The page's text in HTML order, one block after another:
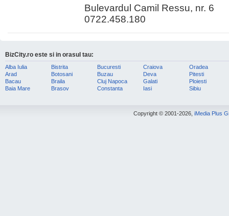
Bulevardul Camil Ressu, nr. 6
0722.458.180
BizCity.ro este si in orasul tau:
Alba Iulia
Arad
Bacau
Baia Mare
Bistrita
Botosani
Braila
Brasov
Bucuresti
Buzau
Cluj Napoca
Constanta
Craiova
Deva
Galati
Iasi
Oradea
Pitesti
Ploiesti
Sibiu
Copyright © 2001-2026, iMedia Plus